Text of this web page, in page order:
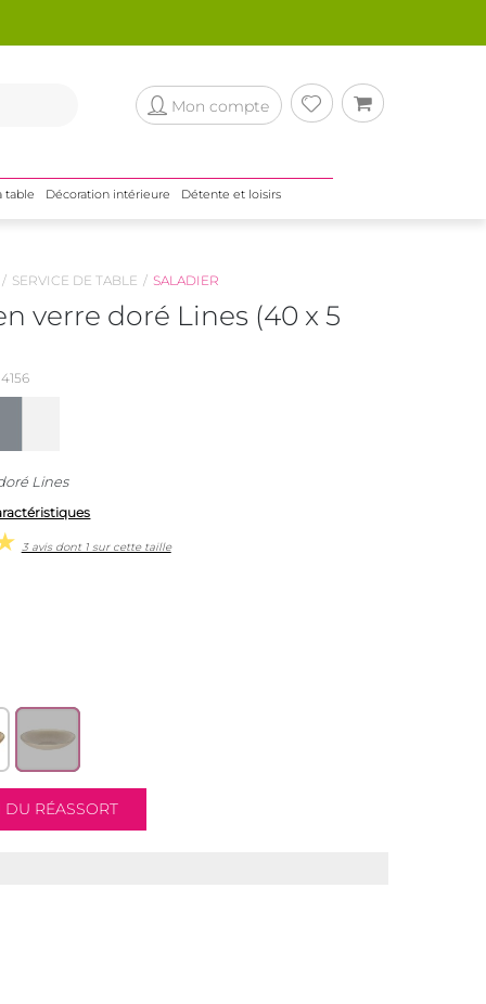
Mon compte
table Décoration intérieure Détente et loisirs
SERVICE DE TABLE SALADIER
verre doré Lines (40 x 5
Lines
3 avis dont 1 sur cette taille